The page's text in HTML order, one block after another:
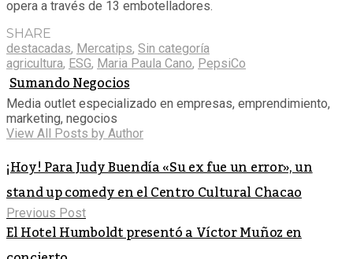
opera a través de 13 embotelladores.
SHARE
destacadas, Mercatips, Sin categoría
agricultura, ESG, Maria Paula Cano, PepsiCo
Sumando Negocios
Media outlet especializado en empresas, emprendimiento,
marketing, negocios
View All Posts by Author
¡Hoy! Para Judy Buendía «Su ex fue un error», un
stand up comedy en el Centro Cultural Chacao
Previous Post
El Hotel Humboldt presentó a Víctor Muñoz en